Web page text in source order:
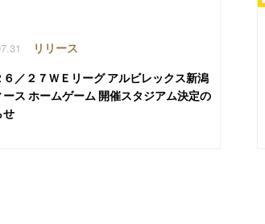
リリース
６／２７ＷＥリーグ アルビレックス新潟
ース ホームゲーム 開催スタジアム決定の
せ